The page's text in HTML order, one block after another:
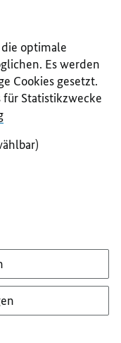
optimale
Es werden
Cookies gesetzt.
für Statistikzwecke